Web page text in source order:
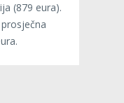
(879 eura).